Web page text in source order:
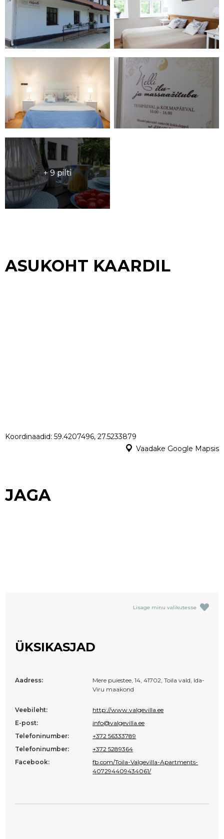
+ 9 pilti
ASUKOHT KAARDIL
Koordinaadid: 59.4207496, 27.5233879
Vaadake Google Mapsis
JAGA
Lisage minu valikutesse
ÜKSIKASJAD
Aadress:
Mere puiestee, 14, 41702, Toila vald, Ida-
Viru maakond
Veebileht:
http://www.valgevilla.ee
E-post:
info@valgevilla.ee
Telefoninumber:
+372 56333789
Telefoninumber:
+372 5289364
Facebook:
fb.com/Toila-Valgevilla-Apartments-
407294409434061/